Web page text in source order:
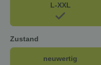
L-XXL
Zustand
neuwertig